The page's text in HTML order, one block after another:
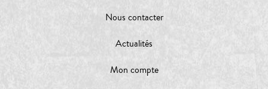
Nous contacter
Actualités
Mon compte